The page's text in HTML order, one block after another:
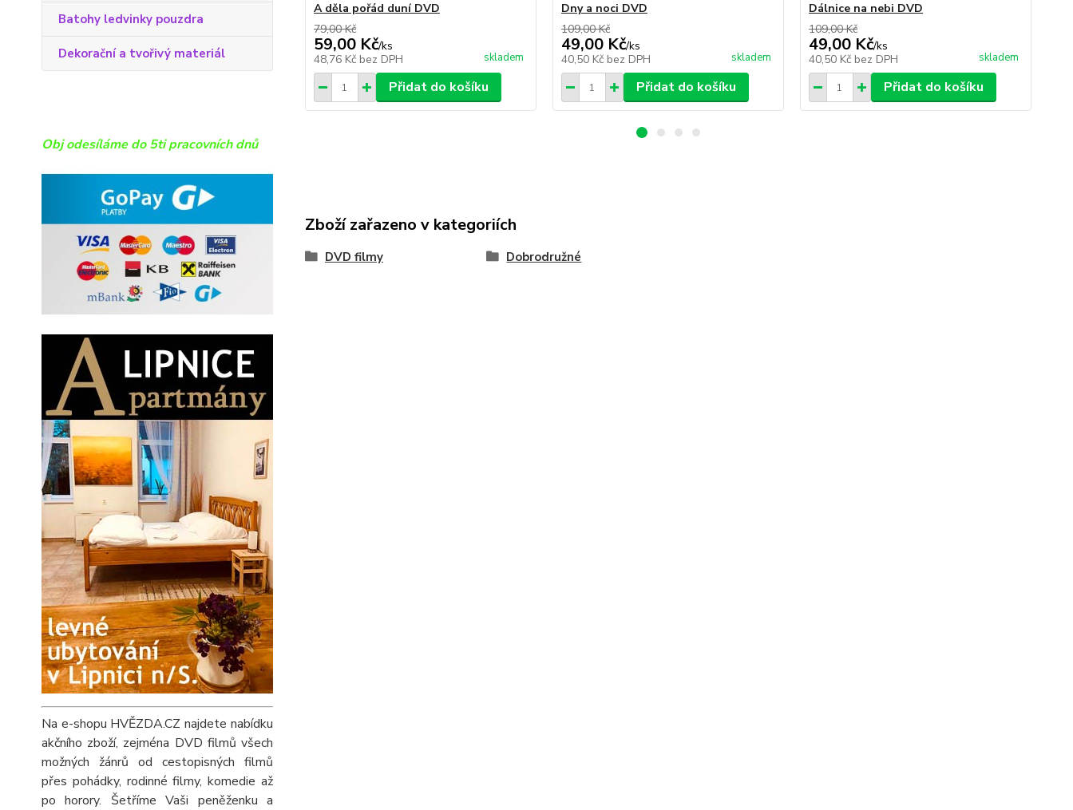
Batohy ledvinky pouzdra
Dekorační a tvořivý materiál
Obj odesíláme do 5ti pracovních dnů
Na e-shopu HVĚZDA.CZ najdete nabídku
akčního zboží, zejména DVD filmů všech
možných žánrů od cestopisných filmů
přes pohádky, rodinné filmy, komedie až
po horory. Šetříme Vaši peněženku a
A děla pořád duní DVD
79,00 Kč
59,00 Kč/ks
48,76 Kč bez DPH skladem
Přidat do košíku
Dny a noci DVD
109,00 Kč
49,00 Kč/ks
40,50 Kč bez DPH skladem
Přidat do košíku
Dálnice na nebi DVD
109,00 Kč
49,00 Kč/ks
40,50 Kč bez DPH skladem
Přidat do košíku
Zboží zařazeno v kategoriích
DVD filmy Dobrodružné